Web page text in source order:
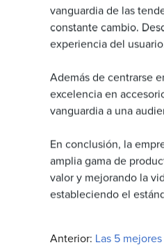
vanguardia de las
constante cambio.
experiencia del
Además de centrarse
excelencia en
vanguardia a una
En conclusión, la
amplia gama de
valor y mejorando la
estableciendo el
Anterior: Las 5